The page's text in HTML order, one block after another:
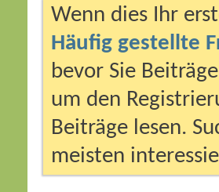
Wenn dies Ihr
Häufig gestellte
bevor Sie
um den
Beiträge lesen.
meisten